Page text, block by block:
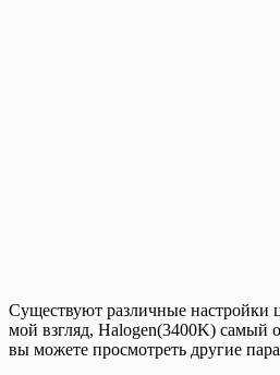
Существуют различные настройки
мой взгляд, Halogen(3400K) самый
вы можете просмотреть другие